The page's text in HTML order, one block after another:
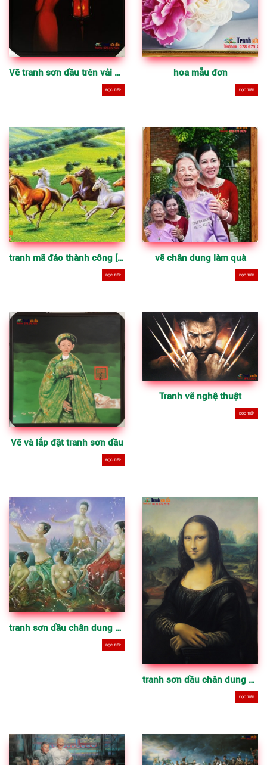
Vẽ tranh sơn dầu trên vải bố theo yêu cầu
ĐỌC TIẾP
hoa mẫu đơn
ĐỌC TIẾP
tranh mã đáo thành công [bát mã]
ĐỌC TIẾP
vẽ chân dung làm quà
ĐỌC TIẾP
Vẽ và lắp đặt tranh sơn dầu
ĐỌC TIẾP
Tranh vẽ nghệ thuật
ĐỌC TIẾP
tranh sơn dầu chân dung cổ điển đẹp p4
ĐỌC TIẾP
tranh sơn dầu chân dung cổ điển đẹp p3
ĐỌC TIẾP